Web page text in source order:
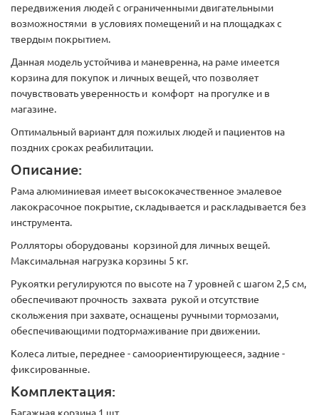
передвижения людей с ограниченными двигательными
возможностями в условиях помещений и на площадках с
твердым покрытием.
Данная модель устойчива и маневренна, на раме имеется
корзина для покупок и личных вещей, что позволяет
почувствовать уверенность и комфорт на прогулке и в
магазине.
Оптимальный вариант для пожилых людей и пациентов на
поздних сроках реабилитации.
Описание:
Рама алюминиевая имеет высококачественное эмалевое
лакокрасочное покрытие, складывается и раскладывается без
инструмента.
Ролляторы оборудованы корзиной для личных вещей.
Максимальная нагрузка корзины 5 кг.
Рукоятки регулируются по высоте на 7 уровней с шагом 2,5 см,
обеспечивают прочность захвата рукой и отсутствие
скольжения при захвате, оснащены ручными тормозами,
обеспечивающими подтормаживание при движении.
Колеса литые, переднее - самоориентирующееся, задние -
фиксированные.
Комплектация: